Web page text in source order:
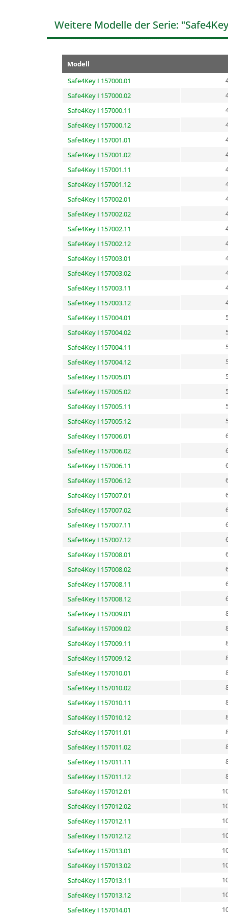
Weitere Modelle der Serie:
Modell
Safe4Key I 157000.01
Safe4Key I 157000.02
Safe4Key I 157000.11
Safe4Key I 157000.12
Safe4Key I 157001.01
Safe4Key I 157001.02
Safe4Key I 157001.11
Safe4Key I 157001.12
Safe4Key I 157002.01
Safe4Key I 157002.02
Safe4Key I 157002.11
Safe4Key I 157002.12
Safe4Key I 157003.01
Safe4Key I 157003.02
Safe4Key I 157003.11
Safe4Key I 157003.12
Safe4Key I 157004.01
Safe4Key I 157004.02
Safe4Key I 157004.11
Safe4Key I 157004.12
Safe4Key I 157005.01
Safe4Key I 157005.02
Safe4Key I 157005.11
Safe4Key I 157005.12
Safe4Key I 157006.01
Safe4Key I 157006.02
Safe4Key I 157006.11
Safe4Key I 157006.12
Safe4Key I 157007.01
Safe4Key I 157007.02
Safe4Key I 157007.11
Safe4Key I 157007.12
Safe4Key I 157008.01
Safe4Key I 157008.02
Safe4Key I 157008.11
Safe4Key I 157008.12
Safe4Key I 157009.01
Safe4Key I 157009.02
Safe4Key I 157009.11
Safe4Key I 157009.12
Safe4Key I 157010.01
Safe4Key I 157010.02
Safe4Key I 157010.11
Safe4Key I 157010.12
Safe4Key I 157011.01
Safe4Key I 157011.02
Safe4Key I 157011.11
Safe4Key I 157011.12
Safe4Key I 157012.01
Safe4Key I 157012.02
Safe4Key I 157012.11
Safe4Key I 157012.12
Safe4Key I 157013.01
Safe4Key I 157013.02
Safe4Key I 157013.11
Safe4Key I 157013.12
Safe4Key I 157014.01